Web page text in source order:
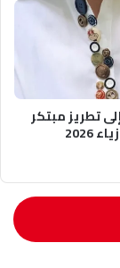
إلى تطريز مبتكر